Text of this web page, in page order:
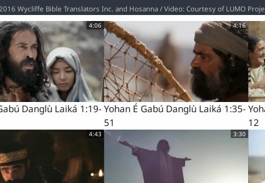
Wycliffe Bible Translators Inc. and Hosanna / Video: Courtesy of LUMO
4:06
Danglù Laiká 1:19-
4:16
Yohan É Gabú Danglù Laiká 1:35-
51
12
4:43 3:30